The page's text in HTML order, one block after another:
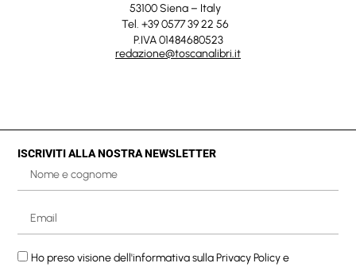
53100 Siena – Italy
Tel. +39 0577 39 22 56
P.IVA 01484680523
redazione@toscanalibri.it
ISCRIVITI ALLA NOSTRA NEWSLETTER
Ho preso visione dell'informativa sullaPrivacy Policye